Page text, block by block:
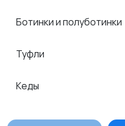
Ботинки и полуботинки
Туфли
Кеды